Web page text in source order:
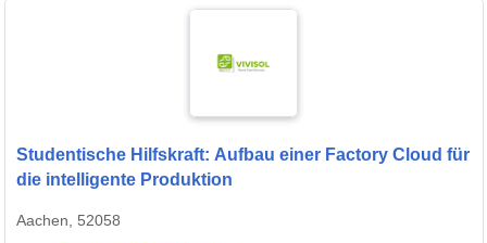
Studentische Hilfskraft: Aufbau einer Factory Cloud für
die intelligente Produktion
Aachen, 52058